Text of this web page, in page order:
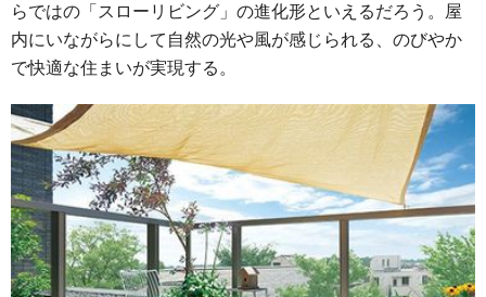
らではの「スローリビング」の進化形といえるだろう。屋
内にいながらにして自然の光や風が感じられる、のびやか
で快適な住まいが実現する。